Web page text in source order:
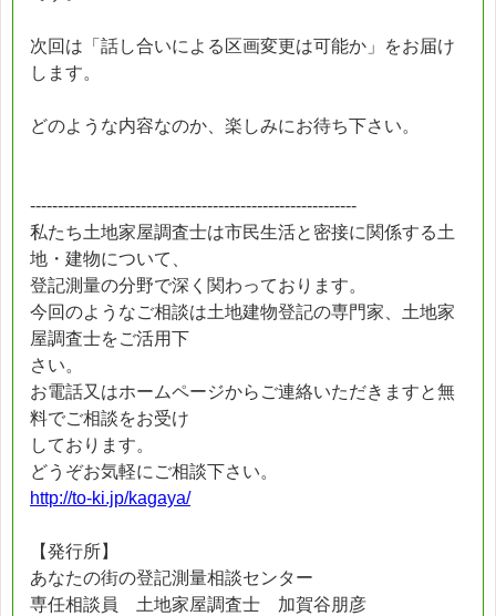
次回は「話し合いによる区画変更は可能か」をお届け
します。
どのような内容なのか、楽しみにお待ち下さい。
-----------------------------------------------------------
私たち土地家屋調査士は市民生活と密接に関係する土
地・建物について、
登記測量の分野で深く関わっております。
今回のようなご相談は土地建物登記の専門家、土地家
屋調査士をご活用下
さい。
お電話又はホームページからご連絡いただきますと無
料でご相談をお受け
しております。
どうぞお気軽にご相談下さい。
http://to-ki.jp/kagaya/
【発行所】
あなたの街の登記測量相談センター
専任相談員 土地家屋調査士 加賀谷朋彦